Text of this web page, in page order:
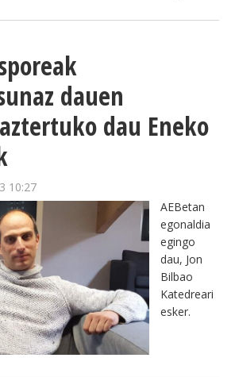
dauen
dau Eneko
10:27
AEBetan
egonaldia
egingo
dau, Jon
Bilbao
Katedreari
esker.